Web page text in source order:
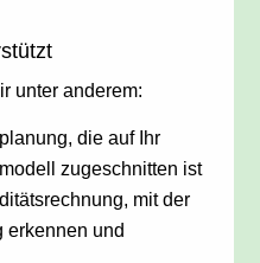
unter anderem:
die auf Ihr
zugeschnitten ist
mit der
erkennen und